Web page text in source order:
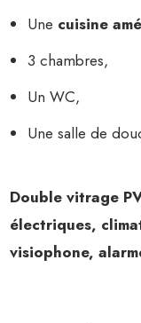
Une cuisine
3 chambres,
Un WC,
Une salle de
Double vitrage
électriques,
visiophone,